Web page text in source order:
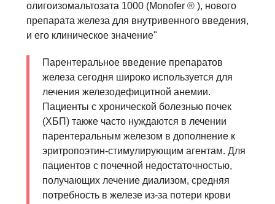
олигоизомальтозата 1000 (Monofer ® ), нового
препарата железа для внутривенного введения,
и его клиническое значение"
Парентеральное введение препаратов
железа сегодня широко используется для
лечения железодефицитной анемии.
Пациенты с хронической болезнью почек
(ХБП) также часто нуждаются в лечении
парентеральным железом в дополнение к
эритропоэтин-стимулирующим агентам. Для
пациентов с почечной недостаточностью,
получающих лечение диализом, средняя
потребность в железе из-за потери крови